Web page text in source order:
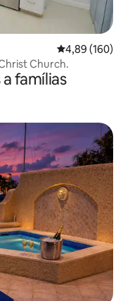
Classificação
4,89 (160)
Church.
famílias